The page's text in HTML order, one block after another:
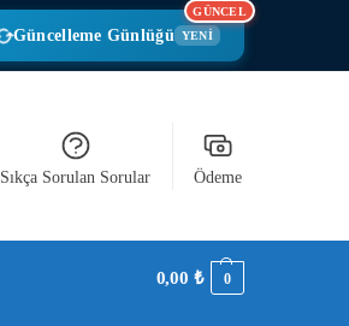
Güncelleme Günlüğü YENİ
GÜNCEL
Sıkça Sorulan Sorular Ödeme
0,00₺ 0